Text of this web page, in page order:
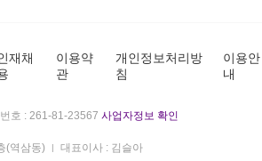
재채
이용약
관
개인정보처리방
침
이용안
내
호 : 261-81-23567 사업자정보 확인
(역삼동)
대표이사 : 김슬아